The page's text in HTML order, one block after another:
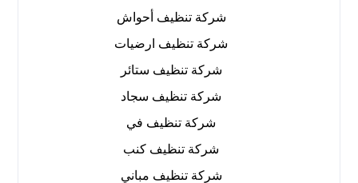
شركة تنظيف أحواش
شركة تنظيف ارضيات
شركة تنظيف ستائر
شركة تنظيف سجاد
شركة تنظيف في
شركة تنظيف كنب
شركة تنظيف مباني